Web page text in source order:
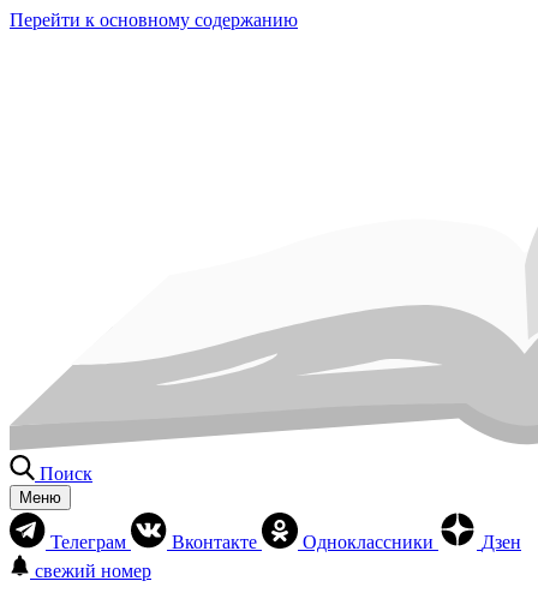
Перейти к основному содержанию
Поиск
Меню
Телеграм Вконтакте Одноклассники
Дзен
свежий номер